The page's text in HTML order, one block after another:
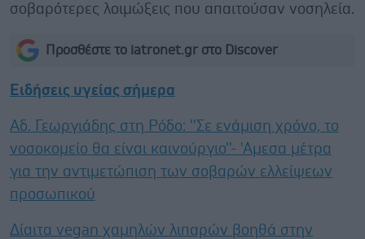
σοβαρότερες λοιμώξεις που απαιτούσαν νοσηλεία.
Προσθέστε το iatronet.gr στο Discover
Ειδήσεις υγείας σήμερα
Αδ. Γεωργιάδης στη Ρόδο: ''Σε ενάμιση χρόνο, το
νοσοκομείο θα είναι καινούργιο''- 'Αμεσα μέτρα
για την αντιμετώπιση των σοβαρών ελλείψεων
προσωπικού
Δίαιτα vegan χαμηλών λιπαρών βοηθά στην